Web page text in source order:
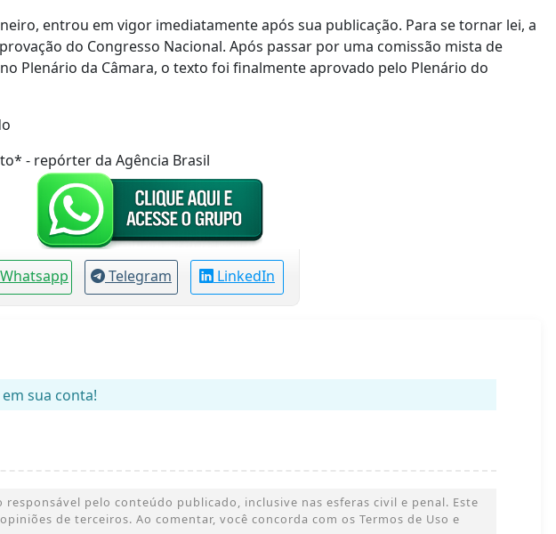
entrou em vigor imediatamente após sua publicação. Para se tornar lei, a
do Congresso Nacional. Após passar por uma comissão mista de
Plenário da Câmara, o texto foi finalmente aprovado pelo Plenário do
- repórter da Agência Brasil
Whatsapp Telegram LinkedIn
sua conta!
pelo conteúdo publicado, inclusive nas esferas civil e penal. Este
de terceiros. Ao comentar, você concorda com os Termos de Uso e